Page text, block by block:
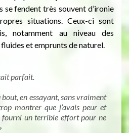
se fendent très souvent d’ironie
situations. Ceux-ci sont
notamment au niveau des
et emprunts de naturel.
parfait.
bout, en essayant, sans vraiment
montrer que j’avais peur et
fourni un terrible effort pour ne